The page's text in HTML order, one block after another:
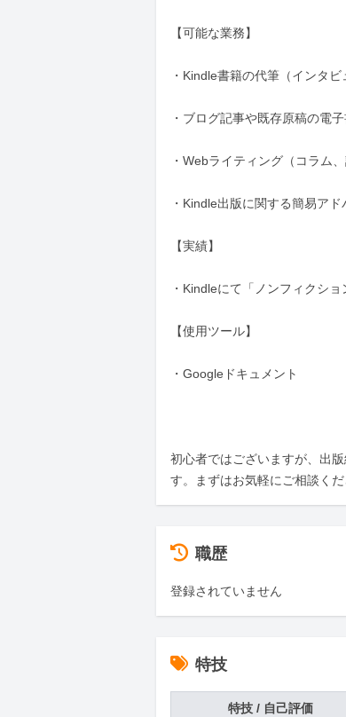
​【可能な業務】
・Kindle書籍の代筆（インタビ
・ブログ記事や既存原稿の電
・Webライティング（コラム、
・Kindle出版に関する簡易アド
​【実績】
・Kindleにて「ノンフィクシ
​【使用ツール】
・Googleドキュメント
初心者ではございますが、出
す。まずはお気軽にご相談くだ
職歴
登録されていません
特技
特技 / 自己評価